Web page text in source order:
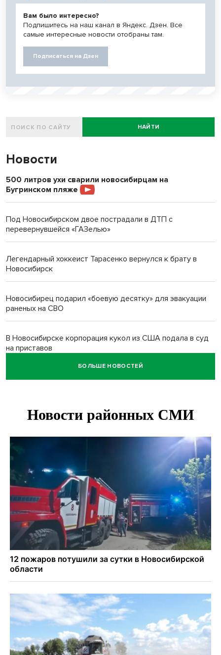
Вам было интересно?
Подпишитесь на наш канал в Яндекс. Дзен. Все
самые интересные новости отобраны там.
Подписаться на Дзен
НАЙТИ
Новости
500 литров ухи сварили новосибирцам на
Бугринском пляже
Под Новосибирском двое пострадали в ДТП с
перевернувшейся «ГАЗелью»
Легендарный хоккеист Тарасенко вернулся к брату в
Новосибирск
Новосибирец подарил «боевую десятку» для эвакуации
раненых на СВО
В Новосибирске корпорация кукол из США подала в суд
на приставов
В Новосибирске минздрав объявил бесплатную
В Новосибирске врачи прооперировали 25 тысяч
Знаменитый орангутан Бату отметил юбилей в
новосибирском зоопарке
Новосибирские хирурги спасли сердце восьмиклассницы
с донорским клапаном
БОЛЬШЕ НОВОСТЕЙ